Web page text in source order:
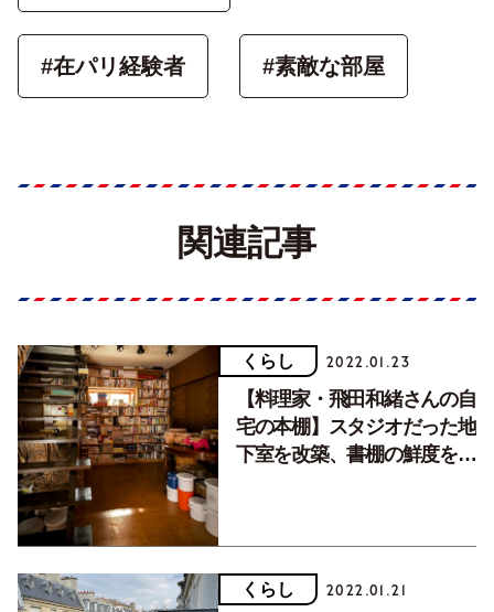
#在パリ経験者 #素敵な部屋
関連記事
くらし 2022.01.23
【料理家・飛田和緒さんの自
宅の本棚】スタジオだった地
下室を改築、書棚の鮮度を保
くらし 2022.01.21